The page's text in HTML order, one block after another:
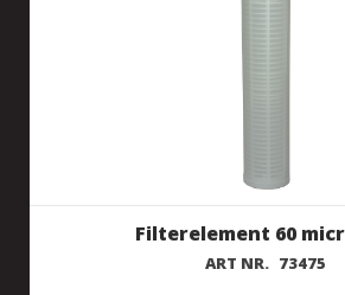
Filterelement 60
ART NR. 73475